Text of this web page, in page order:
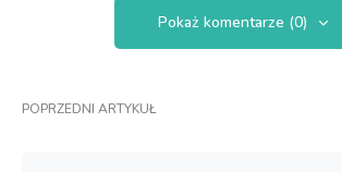
Pokaż komentarze (0)
POPRZEDNI ARTYKUŁ